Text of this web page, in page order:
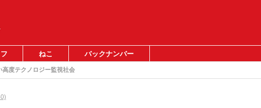
ねこ バックナンバー
高度テクノロジー監視社会